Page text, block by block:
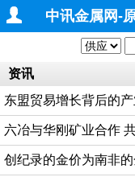
中讯金属网-
资讯
东盟贸易增长背后的
六冶与华刚矿业合作
山二期工程项目
创纪录的金价为南非